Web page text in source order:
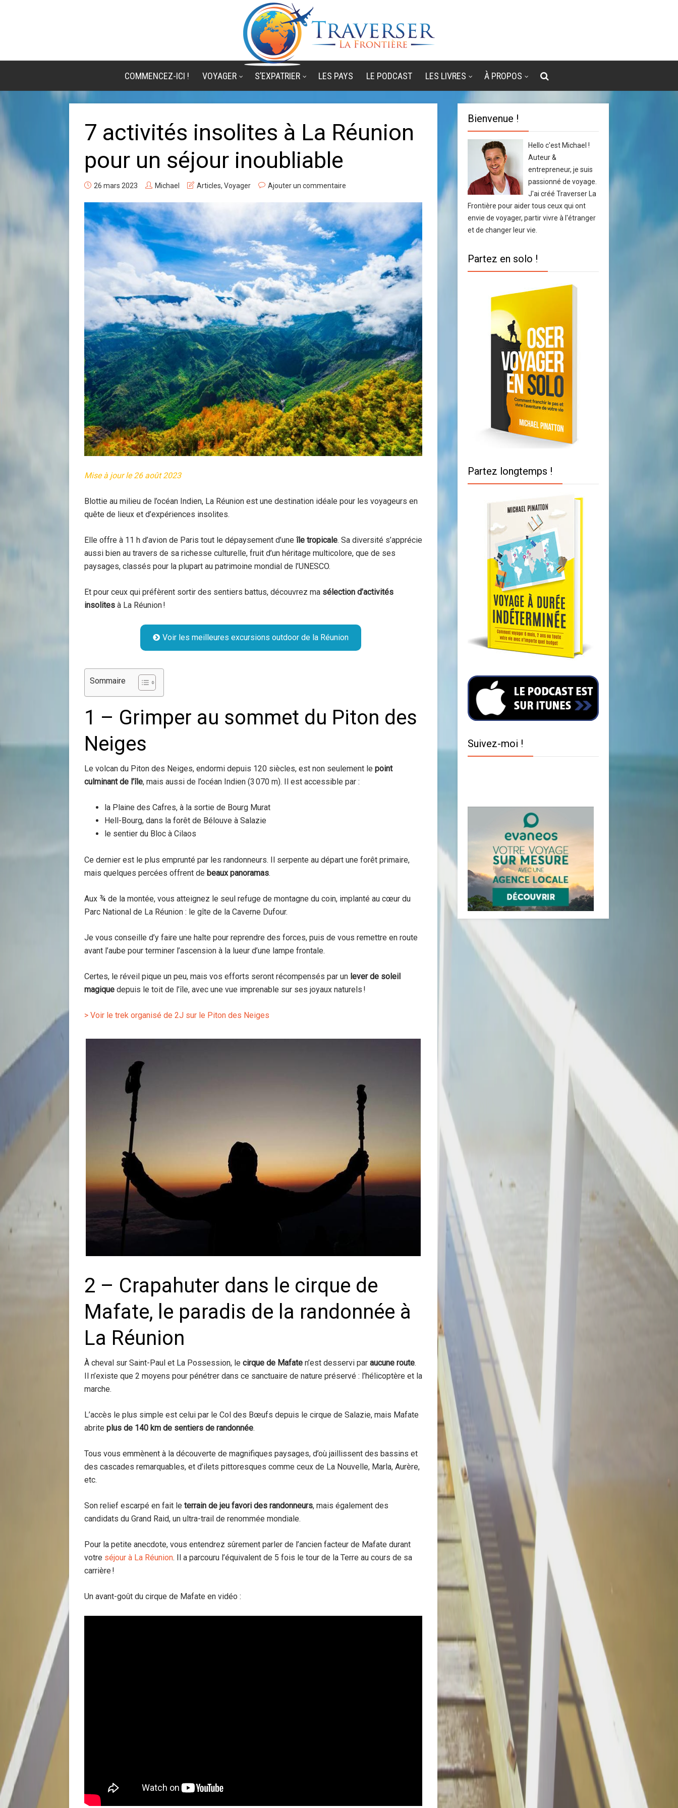
COMMENCEZ-ICI ! VOYAGER S’EXPATRIER LES PAYS LE PODCAST LES LIVRES À PROPOS
7 activités insolites à La Réunion
pour un séjour inoubliable
26 mars 2023 Michael Articles, Voyager Ajouter un commentaire
Mise à jour le 26 août 2023
Blottie au milieu de l’océan Indien, La Réunion est une destination idéale pour les voyageurs en
quête de lieux et d’expériences insolites.
Elle offre à 11 h d’avion de Paris tout le dépaysement d’une île tropicale. Sa diversité s’apprécie
aussi bien au travers de sa richesse culturelle, fruit d’un héritage multicolore, que de ses
paysages, classés pour la plupart au patrimoine mondial de l’UNESCO.
Et pour ceux qui préfèrent sortir des sentiers battus, découvrez ma sélection d’activités
insolites à La Réunion !
Voir les meilleures excursions outdoor de la Réunion
Sommaire
1 – Grimper au sommet du Piton des
Neiges
Le volcan du Piton des Neiges, endormi depuis 120 siècles, est non seulement le point
culminant de l’île, mais aussi de l’océan Indien (3 070 m). Il est accessible par :
la Plaine des Cafres, à la sortie de Bourg Murat
Hell-Bourg, dans la forêt de Bélouve à Salazie
le sentier du Bloc à Cilaos
Ce dernier est le plus emprunté par les randonneurs. Il serpente au départ une forêt primaire,
mais quelques percées offrent de beaux panoramas.
Aux ¾ de la montée, vous atteignez le seul refuge de montagne du coin, implanté au cœur du
Parc National de La Réunion : le gîte de la Caverne Dufour.
Je vous conseille d’y faire une halte pour reprendre des forces, puis de vous remettre en route
avant l’aube pour terminer l’ascension à la lueur d’une lampe frontale.
Certes, le réveil pique un peu, mais vos efforts seront récompensés par un lever de soleil
magique depuis le toit de l’île, avec une vue imprenable sur ses joyaux naturels !
> Voir le trek organisé de 2J sur le Piton des Neiges
2 – Crapahuter dans le cirque de
Mafate, le paradis de la randonnée à
La Réunion
À cheval sur Saint-Paul et La Possession, le cirque de Mafate n’est desservi par aucune route.
Il n’existe que 2 moyens pour pénétrer dans ce sanctuaire de nature préservé : l’hélicoptère et la
marche.
L’accès le plus simple est celui par le Col des Bœufs depuis le cirque de Salazie, mais Mafate
abrite plus de 140 km de sentiers de randonnée.
Tous vous emmènent à la découverte de magnifiques paysages, d’où jaillissent des bassins et
des cascades remarquables, et d’ilets pittoresques comme ceux de La Nouvelle, Marla, Aurère,
etc.
Son relief escarpé en fait le terrain de jeu favori des randonneurs, mais également des
candidats du Grand Raid, un ultra-trail de renommée mondiale.
Pour la petite anecdote, vous entendrez sûrement parler de l’ancien facteur de Mafate durant
votre séjour à La Réunion. Il a parcouru l’équivalent de 5 fois le tour de la Terre au cours de sa
carrière !
Un avant-goût du cirque de Mafate en vidéo :
Bienvenue !
Hello c'est Michael !
Auteur &
entrepreneur, je suis
passionné de voyage.
J'ai créé Traverser La
Frontière pour aider tous ceux qui ont
envie de voyager, partir vivre à l'étranger
et de changer leur vie.
Partez en solo !
Partez longtemps !
Suivez-moi !